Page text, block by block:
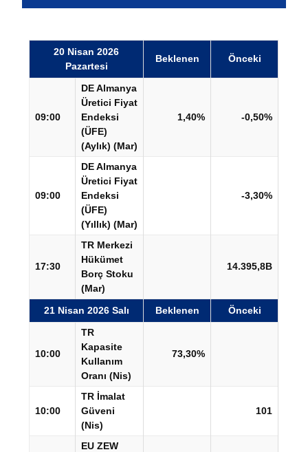
20 Nisan 2026
Pazartesi
Beklenen Önceki
09:00
DE Almanya
Üretici Fiyat
Endeksi
(ÜFE)
(Aylık) (Mar)
1,40% -0,50%
09:00
DE Almanya
Üretici Fiyat
Endeksi
(ÜFE)
(Yıllık) (Mar)
-3,30%
17:30
TR Merkezi
Hükümet
Borç Stoku
(Mar)
14.395,8B
21 Nisan 2026 Salı Beklenen Önceki
10:00
TR
Kapasite
Kullanım
Oranı (Nis)
73,30%
10:00
TR İmalat
Güveni
(Nis)
101
EU ZEW